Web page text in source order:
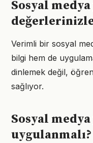
Sosyal
Verimli bir sosyal
bilgi hem de
dinlemek değil,
sağlıyor.
Sosyal
uygulanmalı?